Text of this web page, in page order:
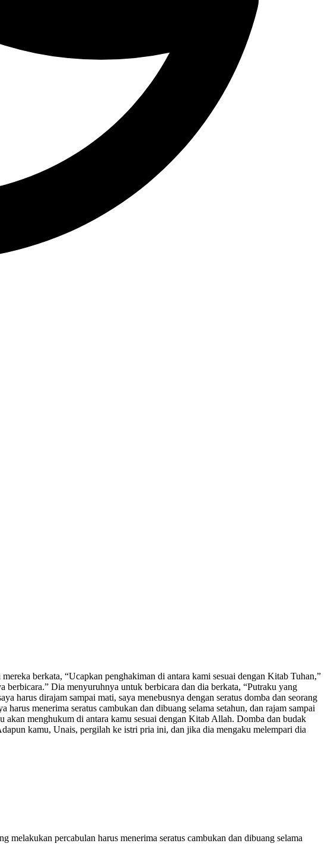
berkata, “Ucapkan penghakiman di antara kami sesuai dengan Kitab Tuhan,”
Dia menyuruhnya untuk berbicara dan dia berkata, “Putraku yang
harus dirajam sampai mati, saya menebusnya dengan seratus domba dan seorang
menerima seratus cambukan dan dibuang selama setahun, dan rajam sampai
menghukum di antara kamu sesuai dengan Kitab Allah. Domba dan budak
kamu, Unais, pergilah ke istri pria ini, dan jika dia mengaku melempari dia
percabulan harus menerima seratus cambukan dan dibuang selama